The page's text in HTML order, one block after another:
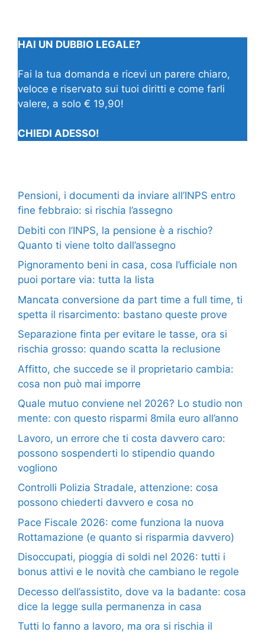
HAI UN DUBBIO LEGALE?
Fai la tua domanda e ricevi un parere chiaro,
veloce e riservato sui tuoi diritti e come farli
valere, a solo € 19,90!
CHIEDI ADESSO!
Pensioni, i documenti da inviare all’INPS entro
fine febbraio: si rischia l’assegno
Debiti con l’INPS, la pensione è a rischio?
Quanto ti viene tolto dall’assegno
Pignoramento beni in casa, cosa l’ufficiale non
puoi portare via: tutta la lista
Mancata conversione da part time a full time, ti
spetta il risarcimento: bastano queste prove
Separazione finta per evitare le tasse, ora si
rischia grosso: quando scatta la reclusione
Affitto, che succede se il proprietario cambia:
cosa non può mai imporre
Quale mutuo conviene nel 2026? Lo studio non
mente: con questo risparmi 8mila euro all’anno
Lavoro, un errore che ti costa davvero caro:
possono sospenderti lo stipendio quando
vogliono
Controlli Polizia Stradale, attenzione: cosa
possono chiederti davvero e cosa no
Pace Fiscale 2026: come funziona la nuova
Rottamazione (e quanto si risparmia davvero)
Disoccupati, pioggia di soldi nel 2026: tutti i
bonus attivi e le novità che cambiano le regole
Decesso dell’assistito, dove va la badante: cosa
dice la legge sulla permanenza in casa
Tutti lo fanno a lavoro, ma ora si rischia il